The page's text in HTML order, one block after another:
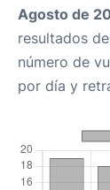
Agosto de
resultados
número de
por día y